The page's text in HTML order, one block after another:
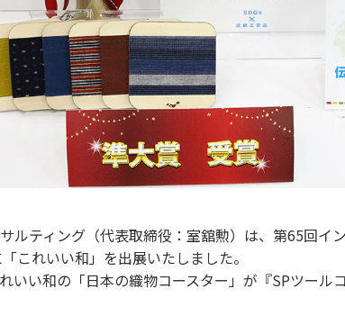
ルティング（代表取締役：室舘勲）は、第65回イ
これいい和」を出展いたしました。
いい和の「日本の織物コースター」が『SPツール